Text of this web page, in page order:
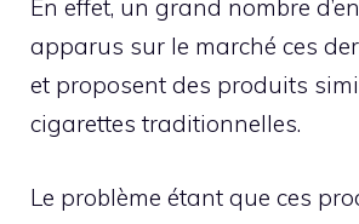
En effet, un grand nombre
apparus sur le marché ces
et proposent des produits
cigarettes traditionnelles.
Le problème étant que ces